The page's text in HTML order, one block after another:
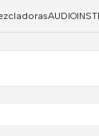
AUDIO